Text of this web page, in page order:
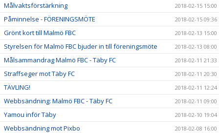
Målvaktsförstärkning 2018-02-15 15:00
Påminnelse - FÖRENINGSMÖTE 2018-02-15 09:36
Grönt kort till Malmö FBC 2018-02-13 15:00
Styrelsen för Malmö FBC bjuder in till föreningsmöte 2018-02-13 08:00
Målsammandrag Malmö FBC - Täby FC 2018-02-11 21:33
Straffseger mot Täby FC 2018-02-11 20:30
TÄVLING! 2018-02-11 12:24
Webbsändning: Malmö FBC - Täby FC 2018-02-11 09:00
Yamou inför Täby 2018-02-10 19:04
Webbsändning mot Pixbo 2018-02-08 16:00